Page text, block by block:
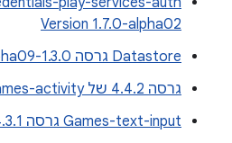
Version 1.7.0-alpha02
Datastore גרסה 1.3.0-alpha09
גרסה 4.4.2 של Games-activity
Games-text-input גרסה 4.3.1